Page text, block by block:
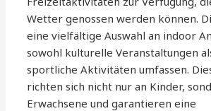
Wetter genossen werden können.
eine vielfältige Auswahl an indoor
sowohl kulturelle Veranstaltungen
sportliche Aktivitäten umfassen.
richten sich nicht nur an Kinder,
Erwachsene und garantieren eine